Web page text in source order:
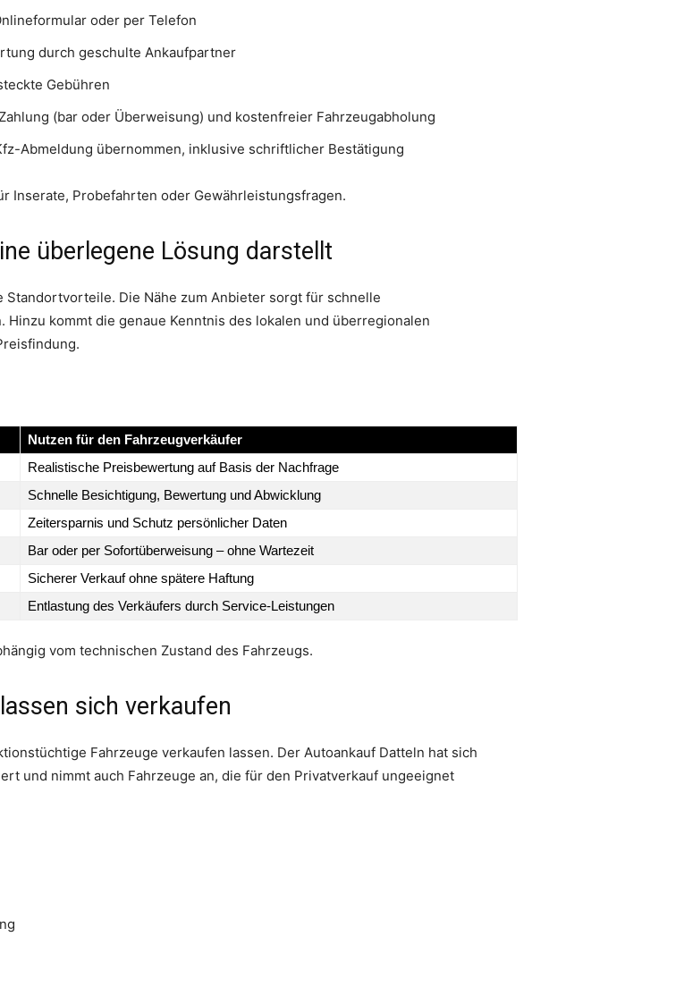
oder per Telefon
durch geschulte Ankaufpartner
Gebühren
(bar oder Überweisung) und kostenfreier Fahrzeugabholung
Abmeldung übernommen, inklusive schriftlicher Bestätigung
Inserate, Probefahrten oder Gewährleistungsfragen.
überlegene Lösung darstellt
Die Nähe zum Anbieter sorgt für schnelle
kommt die genaue Kenntnis des lokalen und überregionalen
Nutzen für den Fahrzeugverkäufer
Realistische Preisbewertung auf Basis der Nachfrage
Schnelle Besichtigung, Bewertung und Abwicklung
Zeitersparnis und Schutz persönlicher Daten
Bar oder per Sofortüberweisung – ohne Wartezeit
Sicherer Verkauf ohne spätere Haftung
Entlastung des Verkäufers durch Service-Leistungen
vom technischen Zustand des Fahrzeugs.
sich verkaufen
Fahrzeuge verkaufen lassen. Der Autoankauf Datteln hat sich
und nimmt auch Fahrzeuge an, die für den Privatverkauf ungeeignet